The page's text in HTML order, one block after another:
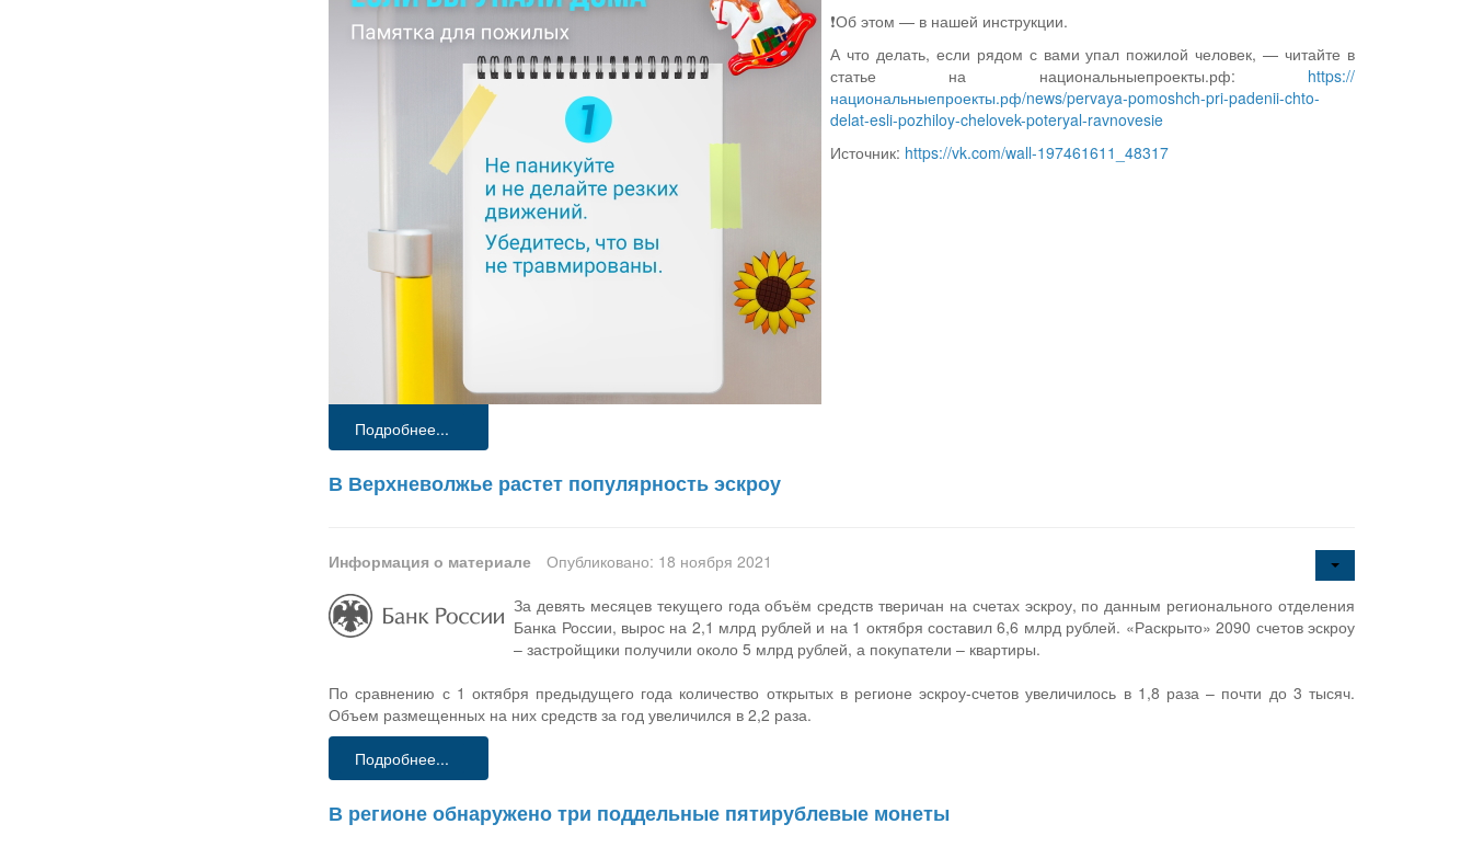
❗Об этом — в нашей инструкции.
А что делать, если рядом с вами упал пожилой человек, — читайте в
статье на национальныепроекты.рф: https://
национальныепроекты.рф/news/pervaya-pomoshch-pri-padenii-chto-
delat-esli-pozhiloy-chelovek-poteryal-ravnovesie
Источник: https://vk.com/wall-197461611_48317
Подробнее...
В Верхневолжье растет популярность эскроу
Информация о материале
Опубликовано: 18 ноября 2021
За девять месяцев текущего года объём средств тверичан на счетах эскроу, по данным регионального отделения
Банка России, вырос на 2,1 млрд рублей и на 1 октября составил 6,6 млрд рублей. «Раскрыто» 2090 счетов эскроу
– застройщики получили около 5 млрд рублей, а покупатели – квартиры.
По сравнению с 1 октября предыдущего года количество открытых в регионе эскроу-счетов увеличилось в 1,8 раза – почти до 3 тысяч.
Объем размещенных на них средств за год увеличился в 2,2 раза.
Подробнее...
В регионе обнаружено три поддельные пятирублевые монеты